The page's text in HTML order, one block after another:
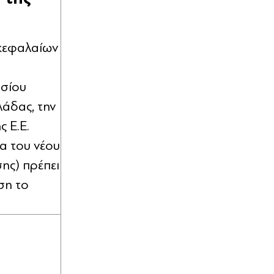
την
Ε.Ε.
του νέου
πρέπει
το